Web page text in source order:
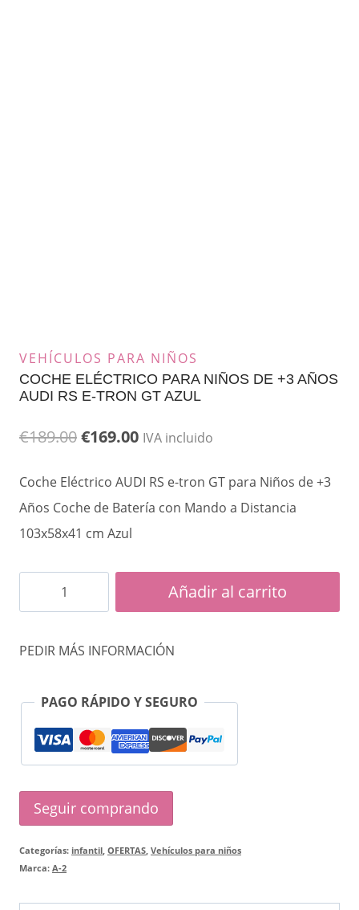
VEHÍCULOS PARA NIÑOS
COCHE ELÉCTRICO PARA NIÑOS DE +3 AÑOS
AUDI RS E-TRON GT AZUL
€189.00El
original
era:
€169.00El
actual
IVA incluido
Coche Eléctrico AUDI RS e-tron GT para Niños de +3
Años Coche de Batería con Mando a Distancia
103x58x41 cm Azul
Eléctrico
Niños
Años
AUDI
RS
GT
Añadir al carrito
PEDIR MÁS INFORMACIÓN
PAGO RÁPIDO Y SEGURO
Seguir comprando
Categorías: infantil OFERTAS Vehículos para niños
Marca: A-2